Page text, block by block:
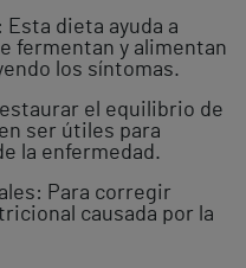
Esta dieta ayuda a
fermentan y alimentan
los síntomas.
el equilibrio de
ser útiles para
la enfermedad.
Para corregir
causada por la